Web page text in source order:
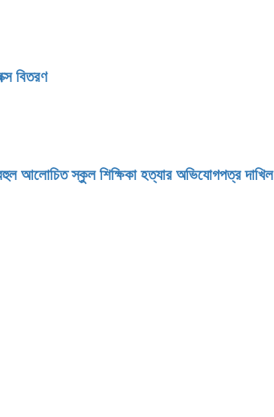
বিতরণ
আলোচিত স্কুল শিক্ষিকা হত্যার অভিযোগপত্র দাখিল